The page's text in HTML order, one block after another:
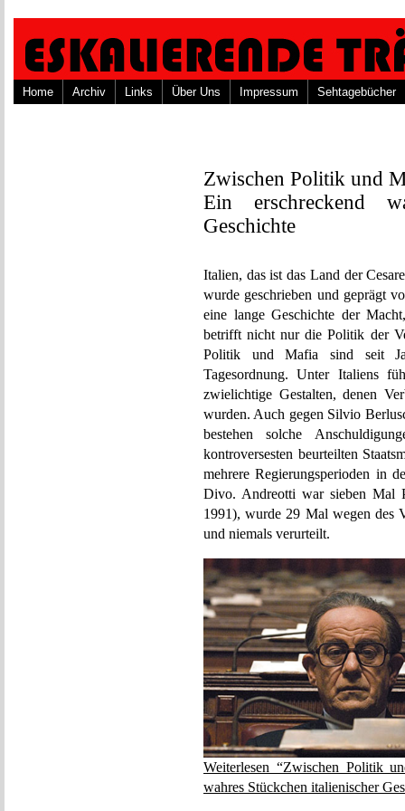
Home Archiv Links Über Uns Impressum Sehtagebücher
Zwischen Politik und
Ein erschreckend
Geschichte
Italien, das ist das Land der
wurde geschrieben und geprägt
eine lange Geschichte der
betrifft nicht nur die Politik der
Politik und Mafia sind seit
Tagesordnung. Unter Italiens
zwielichtige Gestalten, denen
wurden. Auch gegen Silvio
bestehen solche
kontroversesten beurteilten
mehrere Regierungsperioden in
Divo. Andreotti war sieben Mal
1991), wurde 29 Mal wegen des
und niemals verurteilt.
Weiterlesen “Zwischen Politik
wahres Stückchen italienischer